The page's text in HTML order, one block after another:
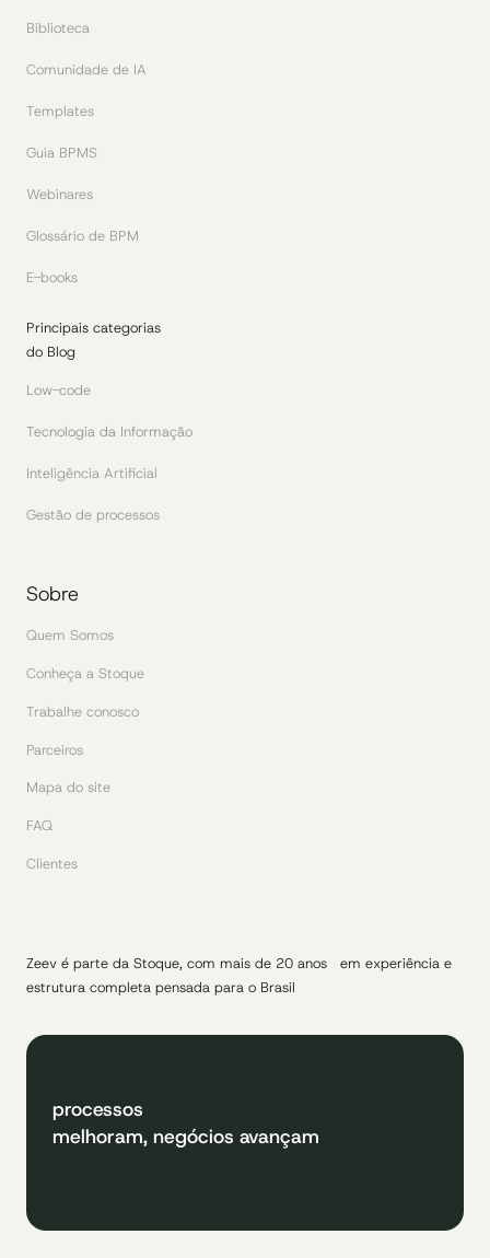
Biblioteca
Comunidade de IA
Templates
Guia BPMS
Webinares
Glossário de BPM
E-books
Principais categorias
do Blog
Low-code
Tecnologia da Informação
Inteligência Artificial
Gestão de processos
Sobre
Quem Somos
Conheça a Stoque
Trabalhe conosco
Parceiros
Mapa do site
FAQ
Clientes
Zeev é parte da Stoque, com mais de 20 anos em experiência e
estrutura completa pensada para o Brasil
processos
melhoram, negócios avançam